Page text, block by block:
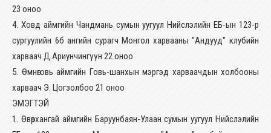
23 оноо
4. Ховд аймгийн Чандмань сумын уугуул Нийслэлийн ЕБ-ын 123-р
сургуулийн 6б ангийн сурагч Монгол харвааны "Андууд" клубийн
харваач Д.Ариунчингүүн 22 оноо
5. Өмнөговь аймгийн Говь-шанхын мэргэд харваачдын холбооны
харваач Э. Цогзолбоо 21 оноо
ЭМЭГТЭЙ
1. Өвөрхангай аймгийн Баруунбаян-Улаан сумын уугуул Нийслэлийн